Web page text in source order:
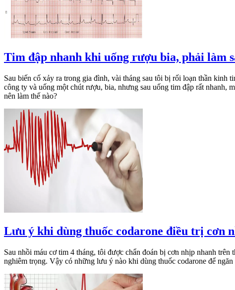
Tim đập nhanh khi uống rượu bia, phải làm
Sau biến cố xảy ra trong gia đình, vài tháng sau tôi bị rối loạn thần
công ty và uống một chút rượu, bia, nhưng sau uống tim đập rất
nên làm thế nào?
Lưu ý khi dùng thuốc codarone điều trị cơn
Sau nhồi máu cơ tim 4 tháng, tôi được chẩn đoán bị cơn nhịp nhanh
nghiêm trọng. Vậy có những lưu ý nào khi dùng thuốc codarone để